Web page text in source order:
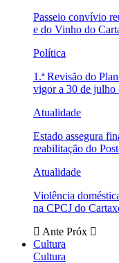
Passeio convívio
e do Vinho do
Política
1.ª Revisão do
vigor a 30 de
Atualidade
Estado assegura
reabilitação do
Atualidade
Violência
na CPCJ do
Ante Próx
Cultura
Cultura